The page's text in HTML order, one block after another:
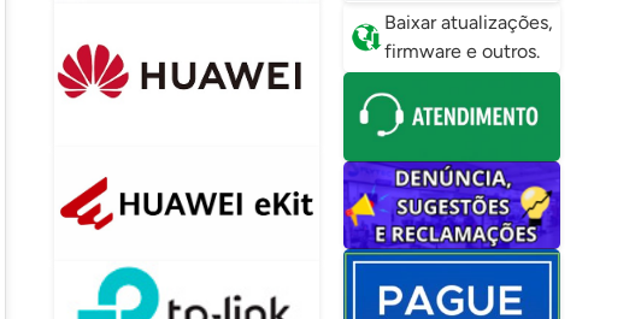
Baixar atualizações,
firmware e outros.